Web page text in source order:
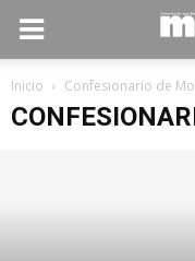
Inicio Confesionario de